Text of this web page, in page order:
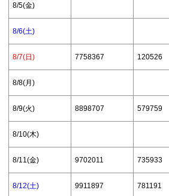
8/5(金)
8/6(土)
8/7(日) 7758367 120526
8/8(月)
8/9(火) 8898707 579759
8/10(木)
8/11(金) 9702011 735933
8/12(土) 9911897 781191